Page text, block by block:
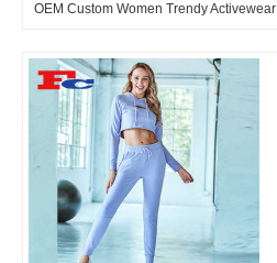
OEM Custom Women Trendy Activewear